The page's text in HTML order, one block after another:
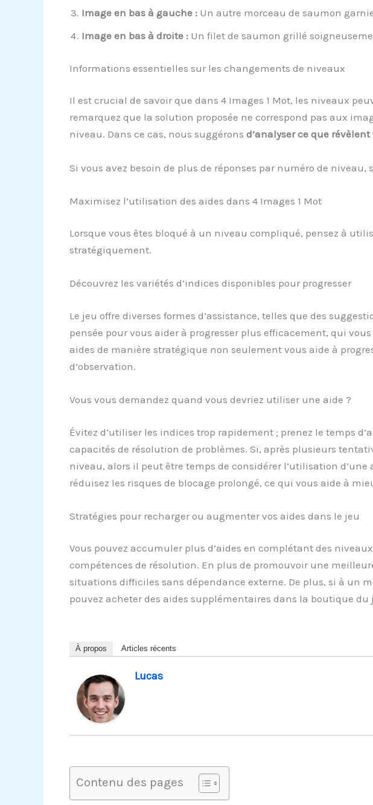
Image en bas à gauche :Un autre morceau de saumon
Image en bas à droite :Un filet de saumon grillé
Informations essentielles sur les changements de niveaux
Il est crucial de savoir que dans 4 Images 1 Mot, les niveaux
remarquez que la solution proposée ne correspond pas aux
niveau. Dans ce cas, nous suggérons d’analyser ce que révèlent
Si vous avez besoin de plus de réponses par numéro de niveau,
Maximisez l’utilisation des aides dans 4 Images 1 Mot
Lorsque vous êtes bloqué à un niveau compliqué, pensez à
stratégiquement.
Découvrez les variétés d’indices disponibles pour progresser
Le jeu offre diverses formes d’assistance, telles que des
pensée pour vous aider à progresser plus efficacement, qui
aides de manière stratégique non seulement vous aide à
d’observation.
Vous vous demandez quand vous devriez utiliser une aide ?
Évitez d’utiliser les indices trop rapidement ; prenez le temps
capacités de résolution de problèmes. Si, après plusieurs
niveau, alors il peut être temps de considérer l’utilisation
réduisez les risques de blocage prolongé, ce qui vous aide à
Stratégies pour recharger ou augmenter vos aides dans le jeu
Vous pouvez accumuler plus d’aides en complétant des
compétences de résolution. En plus de promouvoir une
situations difficiles sans dépendance externe. De plus, si à un
pouvez acheter des aides supplémentaires dans la boutique
À propos Articles récents
Lucas
Contenu des pages